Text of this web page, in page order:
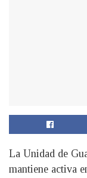
La Unidad de
mantiene activa